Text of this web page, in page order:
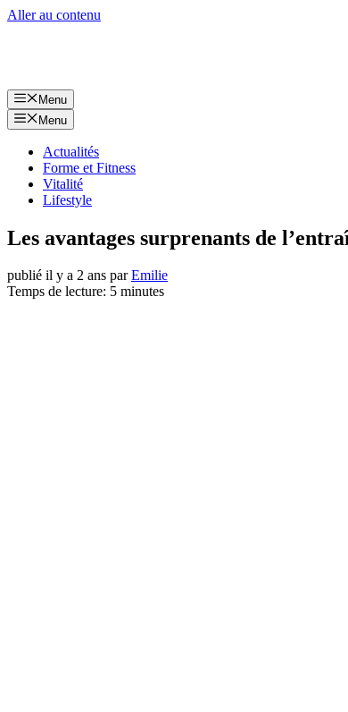
Aller au contenu
Menu
Menu
Actualités
Forme et Fitness
Vitalité
Lifestyle
Les avantages surprenants de
publié il y a 2 ans parEmilie
Temps de lecture: 5 minutes